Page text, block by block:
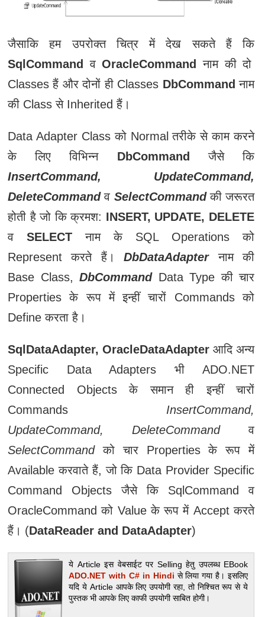
जैसाकि हम उपरोक्त चित्र में देख सकते हैं कि
SqlCommandवOracleCommandनाम की दो
Classes हैं और दोनों ही Classes DbCommand नाम
की Class से Inherited हैं।
Data Adapter Class को Normal तरीके से काम करने
के लिए विभिन्नDbCommandजैसे कि
InsertCommand, UpdateCommand,
DeleteCommandव SelectCommandकी जरूरत
होती है जो कि क्रमश: INSERT, UPDATE, DELETE
व SELECTनाम के SQL Operations को
Represent करते हैं।DbDataAdapterनाम की
Base Class, DbCommandData Type की चार
Properties के रूप में इन्हीं चारों Commands को
Define करता है।
SqlDataAdapter, OracleDataAdapter आदि अन्य
Specific Data Adapters भी ADO.NET
Connected Objects के समान ही इन्हीं चारों
Commands InsertCommand,
UpdateCommand, DeleteCommandव
SelectCommandको चार Properties के रूप में
Available करवाते हैं, जो कि Data Provider Specific
Command Objects जैसे कि SqlCommand व
OracleCommand को Value के रूप में Accept करते
हैं। (DataReader and DataAdapter)
ये Article इस वेबसाईट पर Selling हेतु उपलब्‍ध EBook
ADO.NET with C# in Hindi से लिया गया है। इसलिए
यदि ये Article आपके लिए उपयोगी रहा, तो निश्चित रूप से ये
पुस्तक भी आपके लिए काफी उपयोगी साबित होगी।